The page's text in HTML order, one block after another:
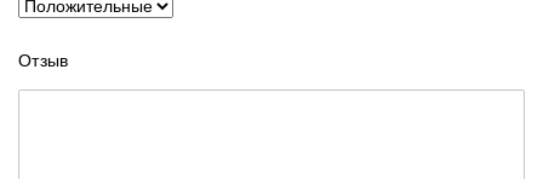
Отзыв